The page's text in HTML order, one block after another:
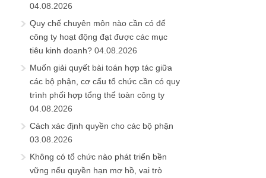
04.08.2026
Quy chế chuyên môn nào cần có để
công ty hoạt động đạt được các mục
tiêu kinh doanh? 04.08.2026
Muốn giải quyết bài toán hợp tác giữa
các bộ phận, cơ cấu tổ chức cần có quy
trình phối hợp tổng thể toàn công ty
04.08.2026
Cách xác định quyền cho các bộ phận
03.08.2026
Không có tổ chức nào phát triển bền
vững nếu quyền hạn mơ hồ, vai trò